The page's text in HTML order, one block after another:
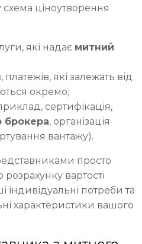
ціноутворення
які надає митний
платежів, які залежать від
окремо;
сертифікація,
брокера, організація
вантажу).
просто
вартості
індивідуальні потреби та
характеристики вашого